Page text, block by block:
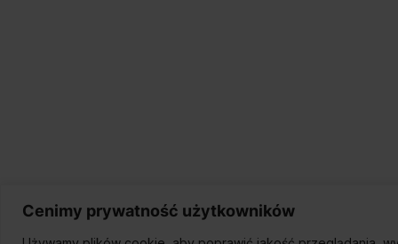
Cenimy prywatność użytkowników